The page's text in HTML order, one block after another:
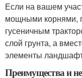
Если на вашем
мощными корнями,
гусеничным
слой грунта, а
элементы
Преимущества и